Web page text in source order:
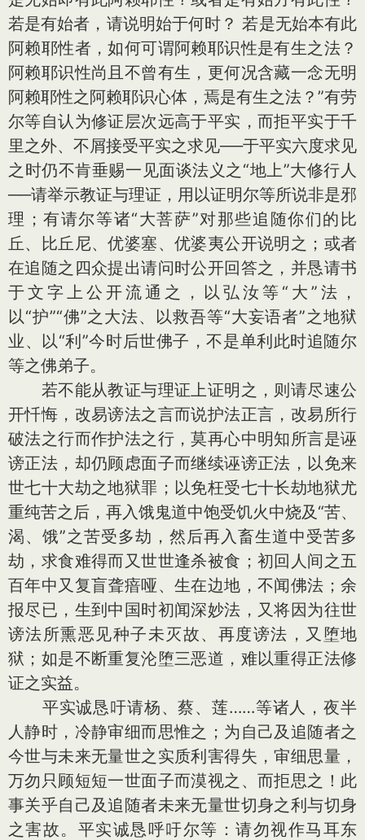
若是有始者，请说明始于何时？ 若是无始本有此
阿赖耶性者，如何可谓阿赖耶识性是有生之法？
阿赖耶识性尚且不曾有生，更何况含藏一念无明
阿赖耶性之阿赖耶识心体，焉是有生之法？”有劳
尔等自认为修证层次远高于平实，而拒平实于千
里之外、不屑接受平实之求见──于平实六度求见
之时仍不肯垂赐一见面谈法义之“地上”大修行人
──请举示教证与理证，用以证明尔等所说非是邪
理；有请尔等诸“大菩萨”对那些追随你们的比
丘、比丘尼、优婆塞、优婆夷公开说明之；或者
在追随之四众提出请问时公开回答之，并恳请书
于文字上公开流通之，以弘汝等“大”法，
以“护”“佛”之大法、以救吾等“大妄语者”之地狱
业、以“利”今时后世佛子，不是单利此时追随尔
等之佛弟子。
若不能从教证与理证上证明之，则请尽速公
开忏悔，改易谤法之言而说护法正言，改易所行
破法之行而作护法之行，莫再心中明知所言是诬
谤正法，却仍顾虑面子而继续诬谤正法，以免来
世七十大劫之地狱罪；以免枉受七十长劫地狱尤
重纯苦之后，再入饿鬼道中饱受饥火中烧及“苦、
渴、饿”之苦受多劫，然后再入畜生道中受苦多
劫，求食难得而又世世逢杀被食；初回人间之五
百年中又复盲聋瘖哑、生在边地，不闻佛法；余
报尽已，生到中国时初闻深妙法，又将因为往世
谤法所熏恶见种子未灭故、再度谤法，又堕地
狱；如是不断重复沦堕三恶道，难以重得正法修
证之实益。
平实诚恳吁请杨、蔡、莲……等诸人，夜半
人静时，冷静审细而思惟之；为自己及追随者之
今世与未来无量世之实质利害得失，审细思量，
万勿只顾短短一世面子而漠视之、而拒思之！此
事关乎自己及追随者未来无量世切身之利与切身
之害故。平实诚恳呼吁尔等：请勿视作马耳东